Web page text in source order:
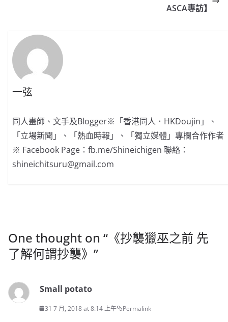
ASCA專訪】
一弦
同人畫師、文手及Blogger※「香港同人．HKDoujin」、
「立場新聞」、「熱血時報」、「獨立媒體」專欄合作作者
※ Facebook Page：fb.me/Shineichigen 聯絡：
shineichitsuru@gmail.com
One thought on “ 《抄襲獵巫之前 先
了解何謂抄襲》 ”
Small potato
31 7 月, 2018 at 8:14 上午 Permalink